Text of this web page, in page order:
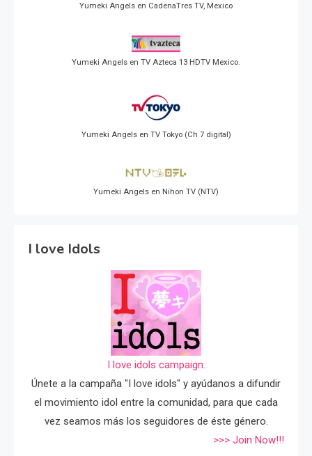
Yumeki Angels en CadenaTres TV, Mexico
Yumeki Angels en TV Azteca 13 HDTV Mexico.
Yumeki Angels en TV Tokyo (Ch 7 digital)
Yumeki Angels en Nihon TV (NTV)
I love Idols
I love idols campaign.
Únete a la campaña "I love idols" y ayúdanos a difundir
el movimiento idol entre la comunidad, para que cada
vez seamos más los seguidores de éste género.
>>> Join Now!!!